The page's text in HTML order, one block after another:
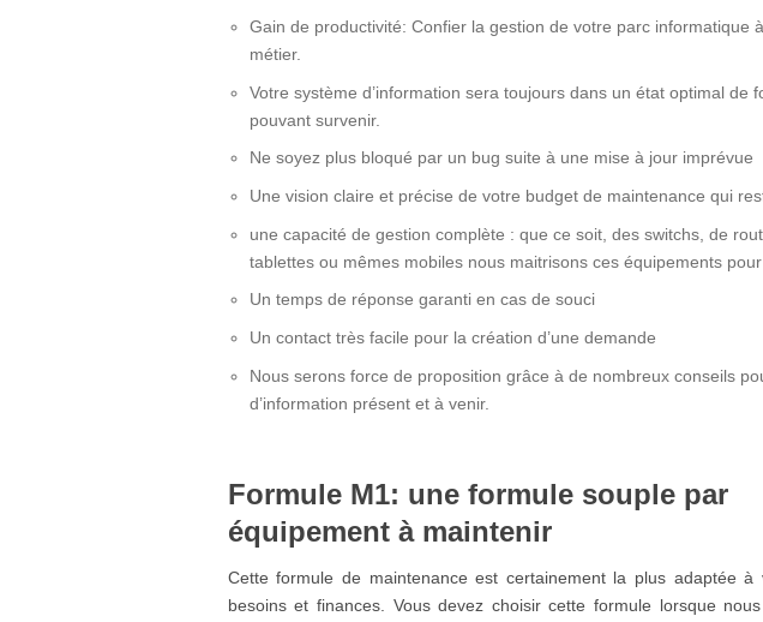
Gain de productivité: Confier la gestion de votre parc
métier.
Votre système d’information sera toujours dans un état optimal
pouvant survenir.
Ne soyez plus bloqué par un bug suite à une mise à jour imprévue
Une vision claire et précise de votre budget de maintenance qui
une capacité de gestion complète : que ce soit, des switchs, de
tablettes ou mêmes mobiles nous maitrisons ces équipements
Un temps de réponse garanti en cas de souci
Un contact très facile pour la création d’une demande
Nous serons force de proposition grâce à de nombreux conseils
d’information présent et à venir.
Formule M1: une formule souple par
équipement à maintenir
Cette formule de maintenance est certainement la plus adaptée à
besoins et finances. Vous devez choisir cette formule lorsque